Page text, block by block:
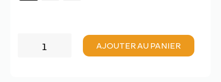
AJOUTER AU PANIER